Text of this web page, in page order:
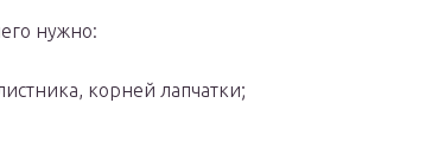
нужно:
корней лапчатки;